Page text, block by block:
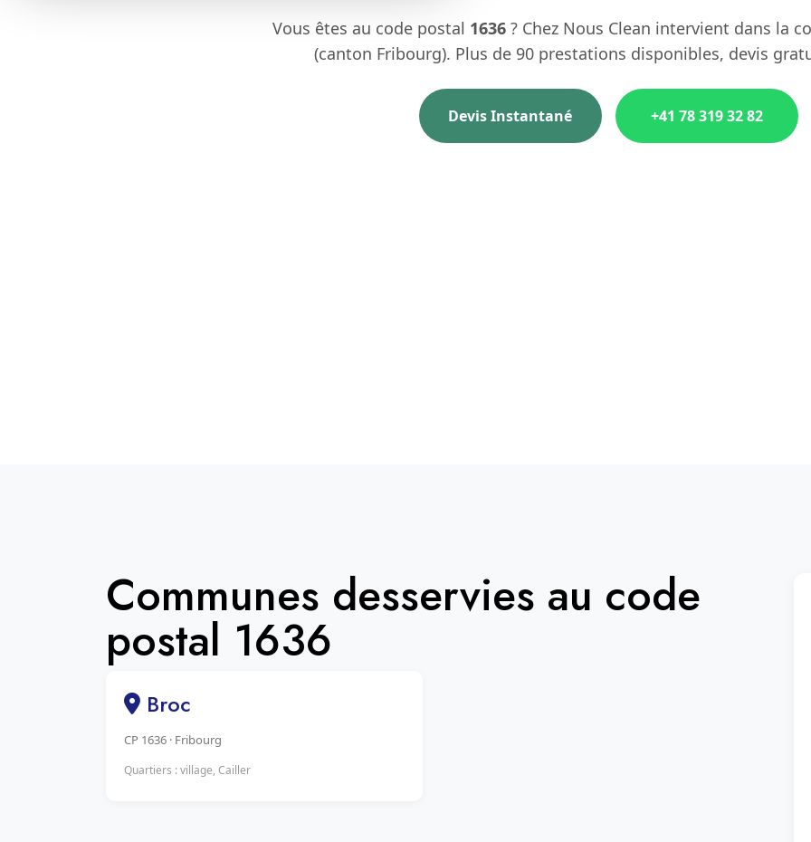
Vous êtes au code postal 1636? Chez Nous Clean intervient dans la
(canton Fribourg). Plus de 90 prestations disponibles, devis
Devis Instantané +41 78 319 32 82
Communes desservies au code
postal 1636
Broc
CP 1636 · Fribourg
Quartiers : village, Cailler